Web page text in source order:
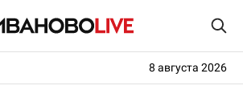
8 августа 2026